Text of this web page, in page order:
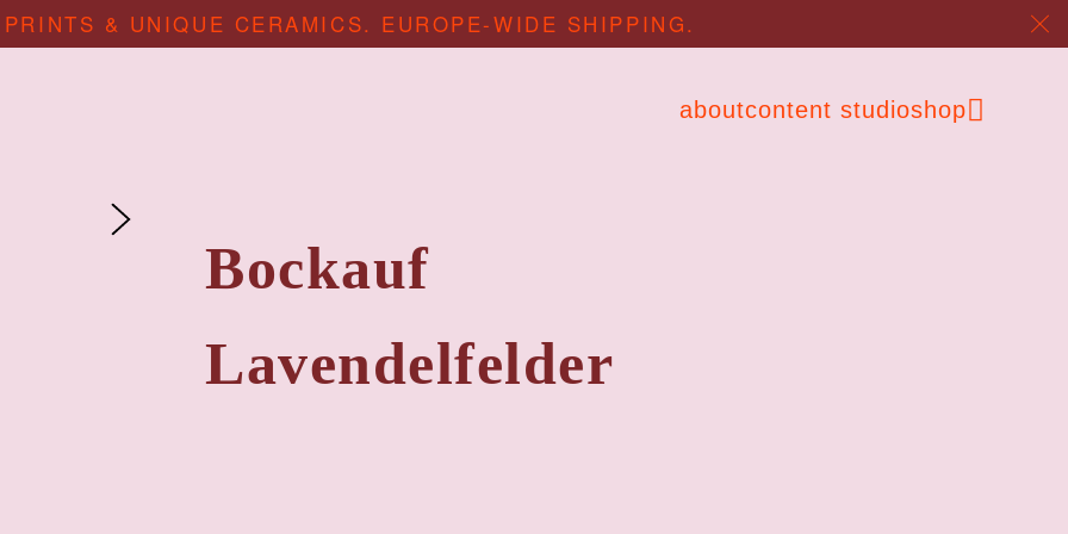
& UNIQUE CERAMICS. EUROPE-WIDE SHIPPING.
aboutcontent studioshop
Bockauf
Lavendelfelder